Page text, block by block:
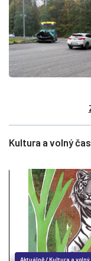
Kultura a volný čas
Aktuálně/Kultura a volný